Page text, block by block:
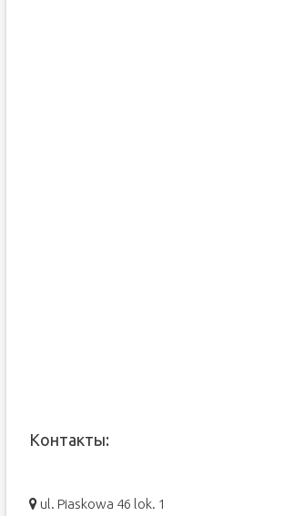
Контакты:
ul. Piaskowa 46 lok. 1